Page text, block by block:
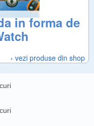
in forma de
› vezi produse din shop